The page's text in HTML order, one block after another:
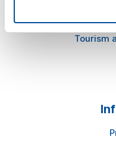
Tourism